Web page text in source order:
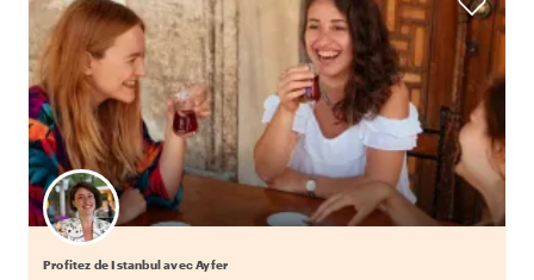
Profitez de Istanbul avec Ayfer